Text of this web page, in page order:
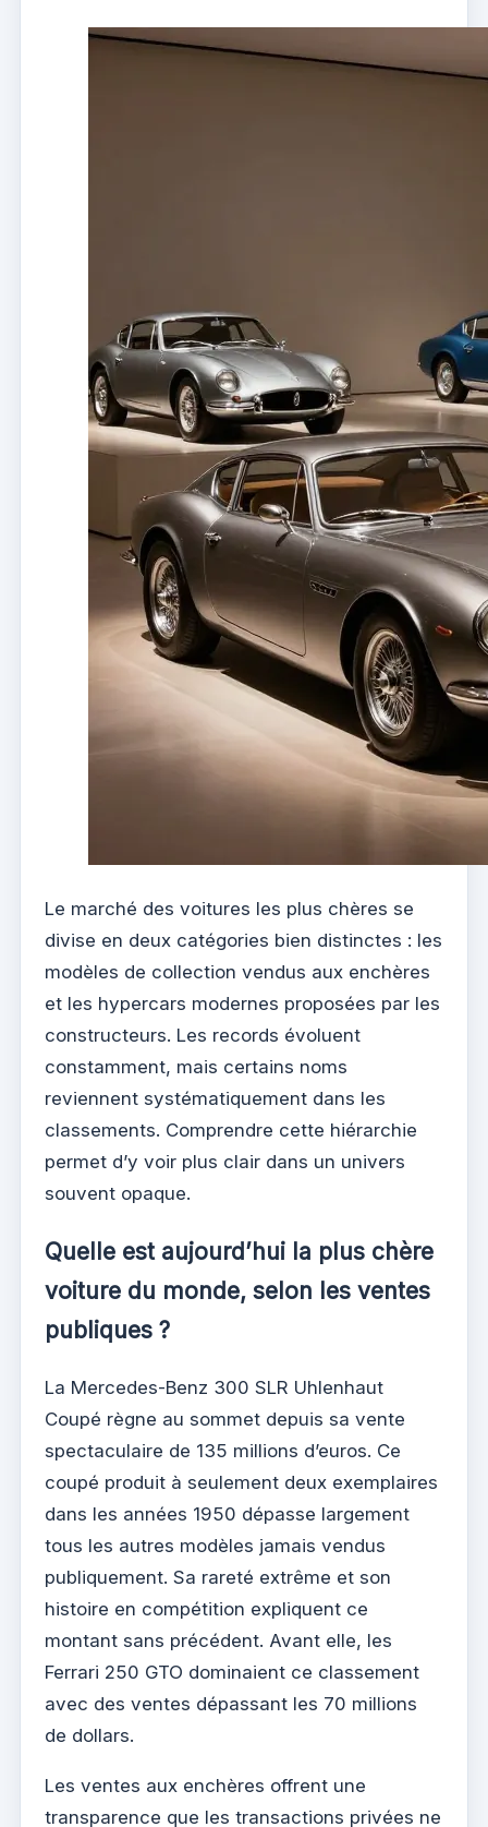
Le marché des voitures les plus chères se
divise en deux catégories bien distinctes : les
modèles de collection vendus aux enchères
et les hypercars modernes proposées par les
constructeurs. Les records évoluent
constamment, mais certains noms
reviennent systématiquement dans les
classements. Comprendre cette hiérarchie
permet d’y voir plus clair dans un univers
souvent opaque.
Quelle est aujourd’hui la plus chère
voiture du monde, selon les ventes
publiques ?
La Mercedes-Benz 300 SLR Uhlenhaut
Coupé règne au sommet depuis sa vente
spectaculaire de 135 millions d’euros. Ce
coupé produit à seulement deux exemplaires
dans les années 1950 dépasse largement
tous les autres modèles jamais vendus
publiquement. Sa rareté extrême et son
histoire en compétition expliquent ce
montant sans précédent. Avant elle, les
Ferrari 250 GTO dominaient ce classement
avec des ventes dépassant les 70 millions
de dollars.
Les ventes aux enchères offrent une
transparence que les transactions privées ne